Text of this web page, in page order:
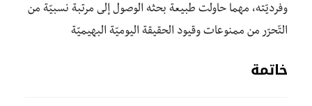
وفرديّته، مهما حاولت طبيعة بحثه الوصول إلى مرتبة نسبيّة من
التّحرّر من ممنوعات وقيود الحقيقة اليوميّة البهيميّة
خاتمة